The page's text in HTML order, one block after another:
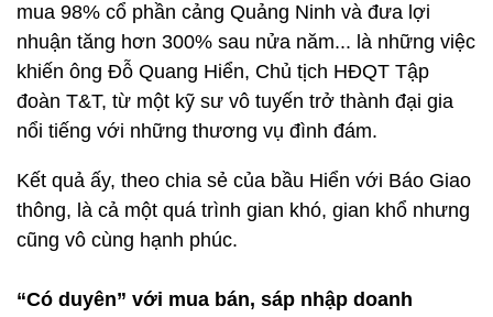
mua 98% cổ phần cảng Quảng Ninh và đưa lợi
nhuận tăng hơn 300% sau nửa năm... là những việc
khiến ông Đỗ Quang Hiển, Chủ tịch HĐQT Tập
đoàn T&T, từ một kỹ sư vô tuyến trở thành đại gia
nổi tiếng với những thương vụ đình đám.
Kết quả ấy, theo chia sẻ của bầu Hiển với Báo Giao
thông, là cả một quá trình gian khó, gian khổ nhưng
cũng vô cùng hạnh phúc.
“Có duyên” với mua bán, sáp nhập doanh